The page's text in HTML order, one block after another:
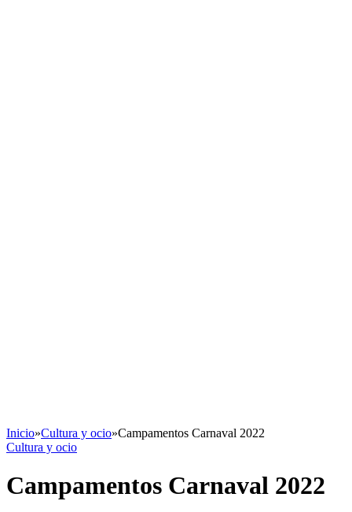
Inicio»Cultura y ocio»Campamentos Carnaval 2022
Cultura y ocio
Campamentos Carnaval 2022